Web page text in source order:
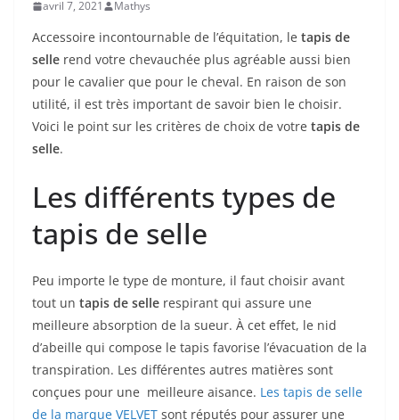
avril 7, 2021 Mathys
Accessoire incontournable de l’équitation, le tapis de
selle rend votre chevauchée plus agréable aussi bien
pour le cavalier que pour le cheval. En raison de son
utilité, il est très important de savoir bien le choisir.
Voici le point sur les critères de choix de votre tapis de
selle.
Les différents types de
tapis de selle
Peu importe le type de monture, il faut choisir avant
tout un tapis de selle respirant qui assure une
meilleure absorption de la sueur. À cet effet, le nid
d’abeille qui compose le tapis favorise l’évacuation de la
transpiration. Les différentes autres matières sont
conçues pour une meilleure aisance. Les tapis de selle
de la marque VELVET sont réputés pour assurer une